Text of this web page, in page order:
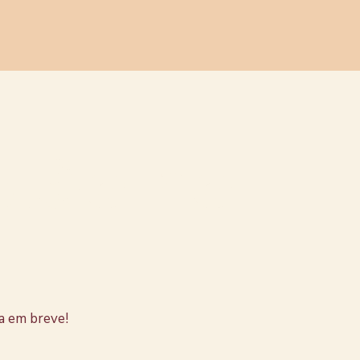
em breve!